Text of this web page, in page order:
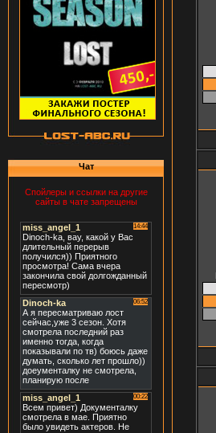
Чат
Спойлеры и ссылки на другие
сайты в чате запрещены